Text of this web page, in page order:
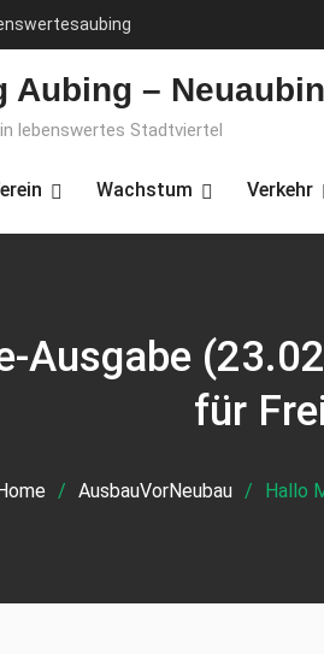
–
lebenswertes Stadtviertel
Wachstum Verkehr
Ausgabe
für
AusbauVorNeubau Hallo